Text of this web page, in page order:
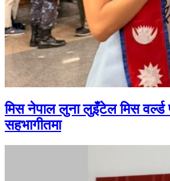
मिस नेपाल लुना लुइँटेल मिस वर्ल्ड
सहभागीतमा